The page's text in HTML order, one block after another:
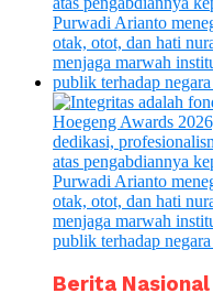
Berita Nasional